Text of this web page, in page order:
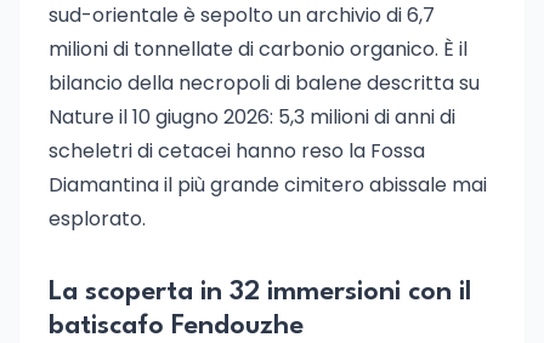
sud-orientale è sepolto un archivio di 6,7
milioni di tonnellate di carbonio organico. È il
bilancio della necropoli di balene descritta su
Nature il 10 giugno 2026: 5,3 milioni di anni di
scheletri di cetacei hanno reso la Fossa
Diamantina il più grande cimitero abissale mai
esplorato.
La scoperta in 32 immersioni con il
batiscafo Fendouzhe